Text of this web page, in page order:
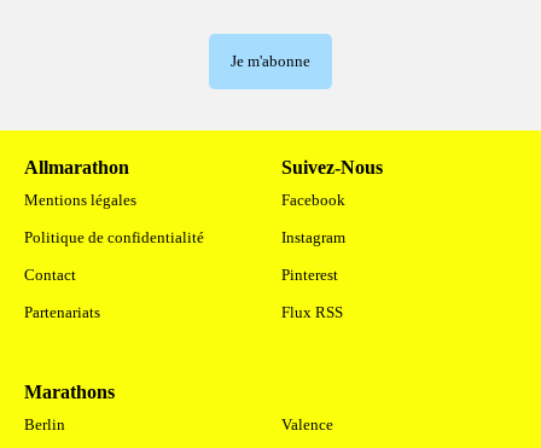
Je m'abonne
Allmarathon
Mentions légales
Politique de confidentialité
Contact
Partenariats
Suivez-Nous
Facebook
Instagram
Pinterest
Flux RSS
Marathons
Berlin Valence